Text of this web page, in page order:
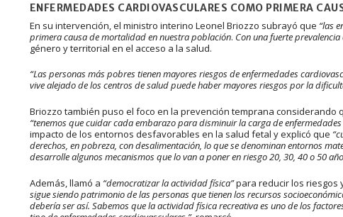
ENFERMEDADES CARDIOVASCULARES COMO PRIMERA
En su intervención, el ministro interino Leonel Briozzo subrayó que “las
primera causa de mortalidad en nuestra población. Con una fuerte prevalencia
género y territorial en el acceso a la salud.
“Las personas más pobres tienen mayores riesgos de enfermedades
vive alejado de los centros de salud puede haber mayores riesgos por la
Briozzo también puso el foco en la prevención temprana considerando
“tenemos que cuidar cada embarazo para disminuir la carga de
impacto de los entornos desfavorables en la salud fetal y explicó que
derechos, en pobreza, con desalimentación, lo que se denominan entornos
desarrolle algunos mecanismos que lo van a poner en riesgo 20, 30, 40 o 50
Además, llamó a “democratizar la actividad física”para reducir los riesgos
sigue siendo patrimonio de las personas que tienen los recursos
debería ser así. Sabemos que la actividad física recreativa es uno de los